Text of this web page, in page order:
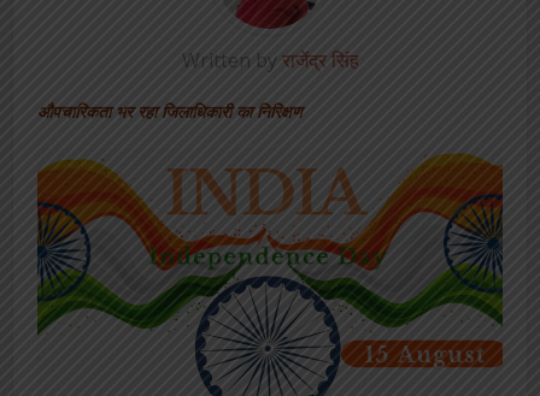
Written byराजेंद्र सिंह
औपचारिकता भर रहा जिलाधिकारी का निरिक्षण